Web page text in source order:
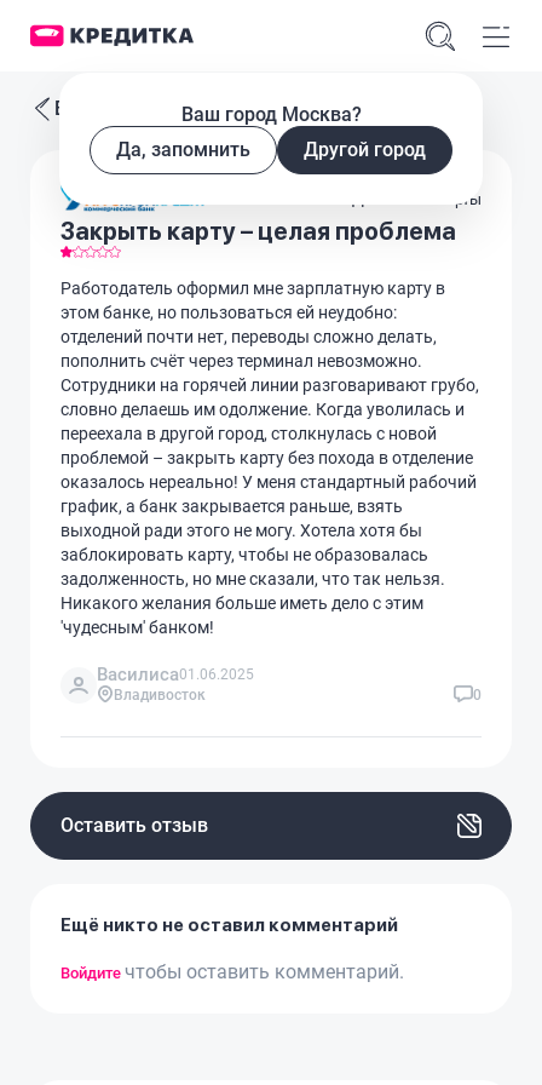
Ваш город Москва?
Да, запомнить
Другой город
Все отзывы
Закрыть карту – целая проблема
Дебетовые карты
Работодатель оформил мне зарплатную карту в
этом банке, но пользоваться ей неудобно:
отделений почти нет, переводы сложно делать,
пополнить счёт через терминал невозможно.
Сотрудники на горячей линии разговаривают грубо,
словно делаешь им одолжение. Когда уволилась и
переехала в другой город, столкнулась с новой
проблемой – закрыть карту без похода в отделение
оказалось нереально! У меня стандартный рабочий
график, а банк закрывается раньше, взять
выходной ради этого не могу. Хотела хотя бы
заблокировать карту, чтобы не образовалась
задолженность, но мне сказали, что так нельзя.
Никакого желания больше иметь дело с этим
'чудесным' банком!
Василиса01.06.2025
Владивосток
0
Оставить отзыв
Ещё никто не оставил комментарий
Войдите чтобы оставить комментарий.